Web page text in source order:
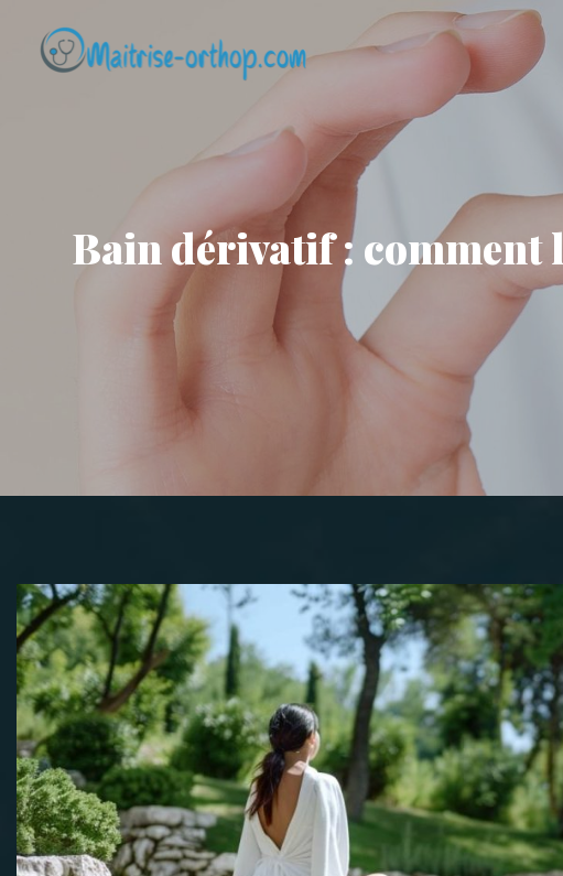
content
Bain dérivatif : comment